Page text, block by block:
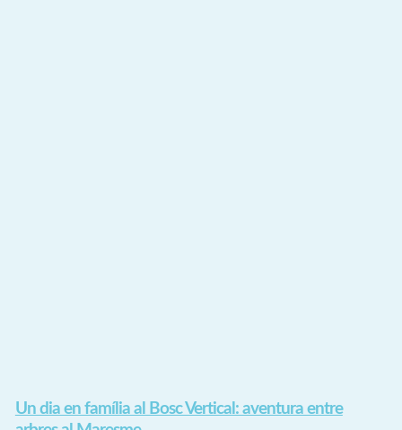
Un dia en família al Bosc Vertical: aventura entre